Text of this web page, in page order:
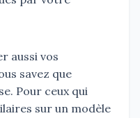
aussi vos
savez que
Pour ceux qui
sur un modèle